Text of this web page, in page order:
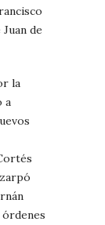
de
la
a